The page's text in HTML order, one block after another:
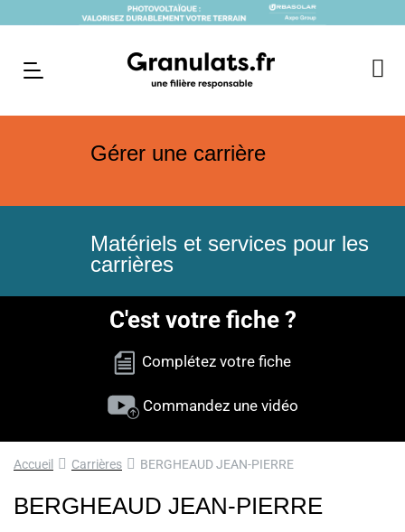
Gérer une carrière
Matériels et services pour les
carrières
C'est votre fiche ?
Complétez votre fiche
Commandez une vidéo
Accueil Carrières BERGHEAUD JEAN-PIERRE
BERGHEAUD JEAN-PIERRE